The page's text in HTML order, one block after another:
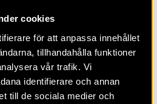
cookies
för att anpassa innehållet
tillhandahålla funktioner
vår trafik. Vi
identifierare och annan
till de sociala medier och